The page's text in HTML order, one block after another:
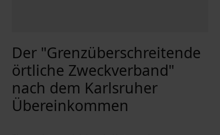
Der "Grenzüberschreitende
örtliche Zweckverband"
nach dem Karlsruher
Übereinkommen